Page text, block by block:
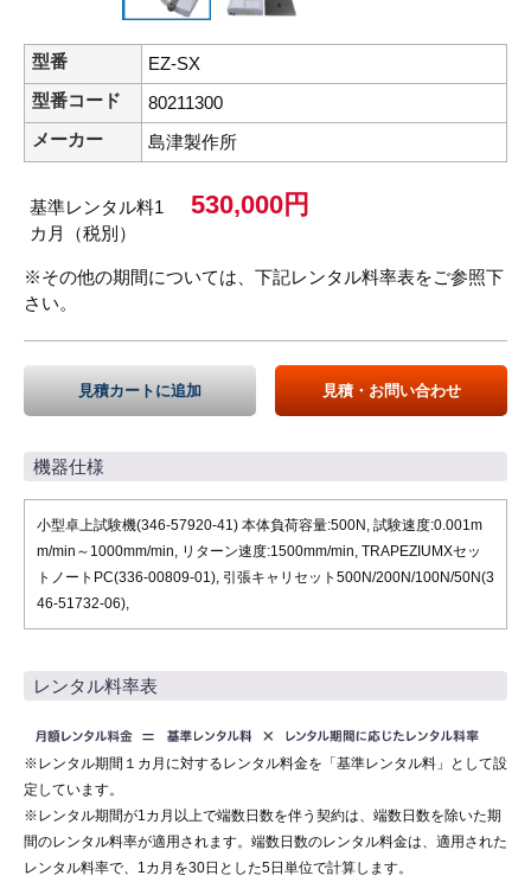
型番
EZ-SX
型番コード
80211300
メーカー
島津製作所
基準レンタル料1
カ月（税別）
530,000円
※その他の期間については、下記レンタル料率表をご参照下
さい。
見積カートに追加 見積・お問い合わせ
機器仕様
小型卓上試験機(346-57920-41) 本体負荷容量:500N, 試験速度:0.001m
m/min～1000mm/min, リターン速度:1500mm/min, TRAPEZIUMXセッ
トノートPC(336-00809-01), 引張キャリセット500N/200N/100N/50N(3
46-51732-06),
レンタル料率表
※レンタル期間１カ月に対するレンタル料金を「基準レンタル料」として設
定しています。
※レンタル期間が1カ月以上で端数日数を伴う契約は、端数日数を除いた期
間のレンタル料率が適用されます。端数日数のレンタル料金は、適用された
レンタル料率で、1カ月を30日とした5日単位で計算します。